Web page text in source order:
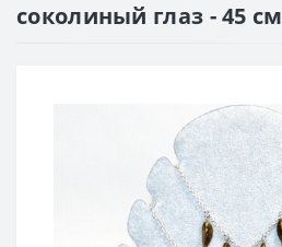
соколиный глаз - 45 см